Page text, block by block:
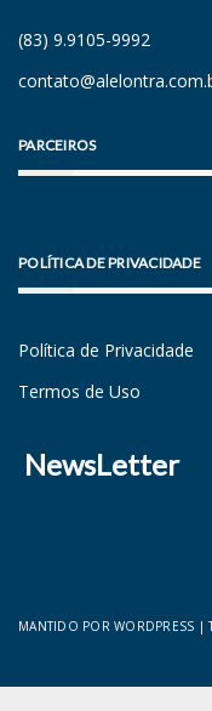
(83) 9.9105-9992
PARCEIROS
POLÍTICA DE PRIVACIDADE
Política de Privacidade
Termos de Uso
NewsLetter
MANTIDO POR WORDPRESS |